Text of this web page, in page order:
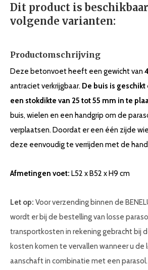
Dit product is
volgende varianten:
Productomschrijving
Deze betonvoet heeft een gewicht van
antraciet verkrijgbaar. De buis is
een stokdikte van 25 tot 55 mm in te
buis, wielen en een handgrip om de
verplaatsen. Doordat er een één zijde
deze eenvoudig te verrijden met de
Afmetingen voet: L52 x B52 x H9 cm
Let op: Voor verzending binnen de
wordt er bij de bestelling van losse
transportkosten in rekening gebracht bij
kosten komen te vervallen wanneer u de
aanschaft in combinatie met een